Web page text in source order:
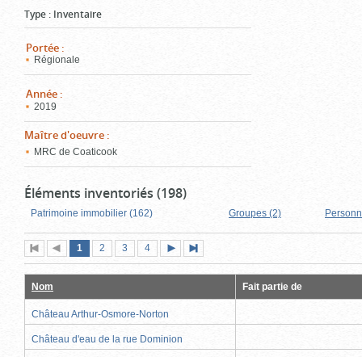
Type : Inventaire
Portée :
Régionale
Année :
2019
Maître d'oeuvre :
MRC de Coaticook
Éléments inventoriés (198)
Patrimoine immobilier (162) Groupes (2)
Première
page
Page
précédente
Page
1 (page
actuelle)
Page
2 Page
3 Page
4
suivante
page
Nom Fait partie de
Château Arthur-Osmore-Norton
Château d'eau de la rue Dominion